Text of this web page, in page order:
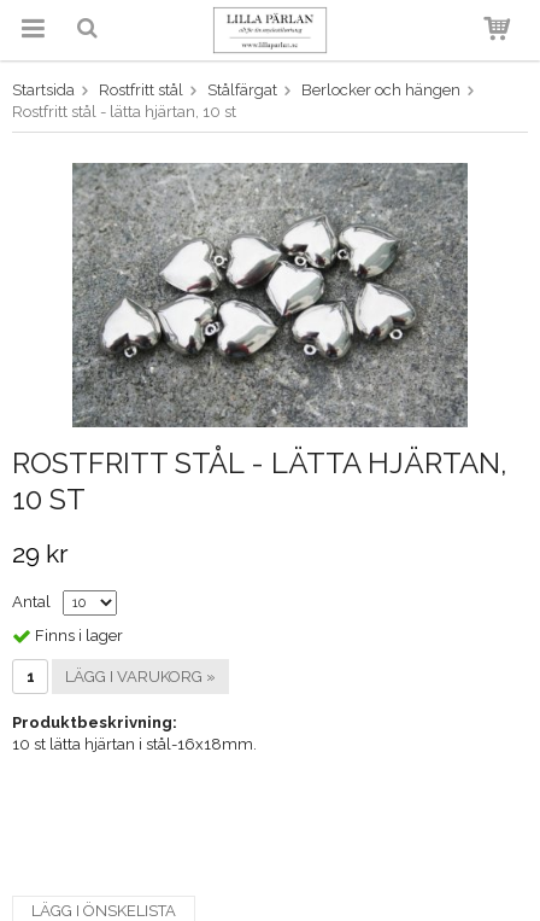
Produkten har blivit tillagd i
varukorgen
Startsida Rostfritt stål Stålfärgat
Berlocker och hängen
Rostfritt stål - lätta hjärtan, 10 st
ROSTFRITT STÅL - LÄTTA HJÄRTAN,
10 ST
29 kr
Antal
Finns i lager
LÄGG I VARUKORG »
Produktbeskrivning:
10 st lätta hjärtan i stål-16x18mm.
LÄGG I ÖNSKELISTA